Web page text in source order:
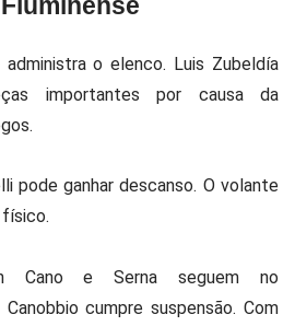
o elenco. Luis Zubeldía
importantes por causa da
pode ganhar descanso. O volante
Cano e Serna seguem no
cumpre suspensão. Com